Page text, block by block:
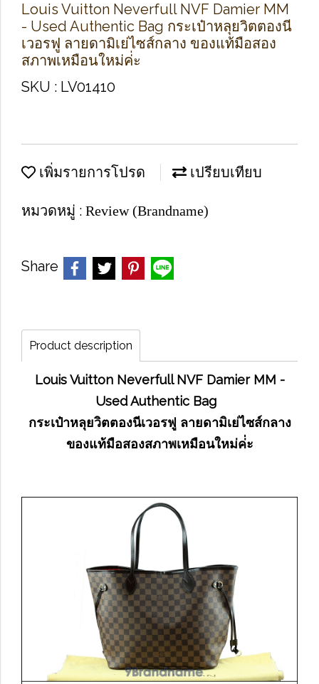
Louis Vuitton Neverfull NVF Damier MM
- Used Authentic Bag กระเป๋าหลุยวิตตองนี
เวอรฟู ลายดามิเย่ไซส์กลาง ของแท้มือสอง
สภาพเหมือนใหม่ค่่ะ
SKU : LV01410
เพิ่มรายการโปรด เปรียบเทียบ
หมวดหมู่ : Review (Brandname)
Share
Product description
Louis Vuitton Neverfull NVF Damier MM -
Used Authentic Bag
กระเป๋าหลุยวิตตองนีเวอรฟู ลายดามิเย่ไซส์กลาง
ของแท้มือสองสภาพเหมือนใหม่ค่่ะ